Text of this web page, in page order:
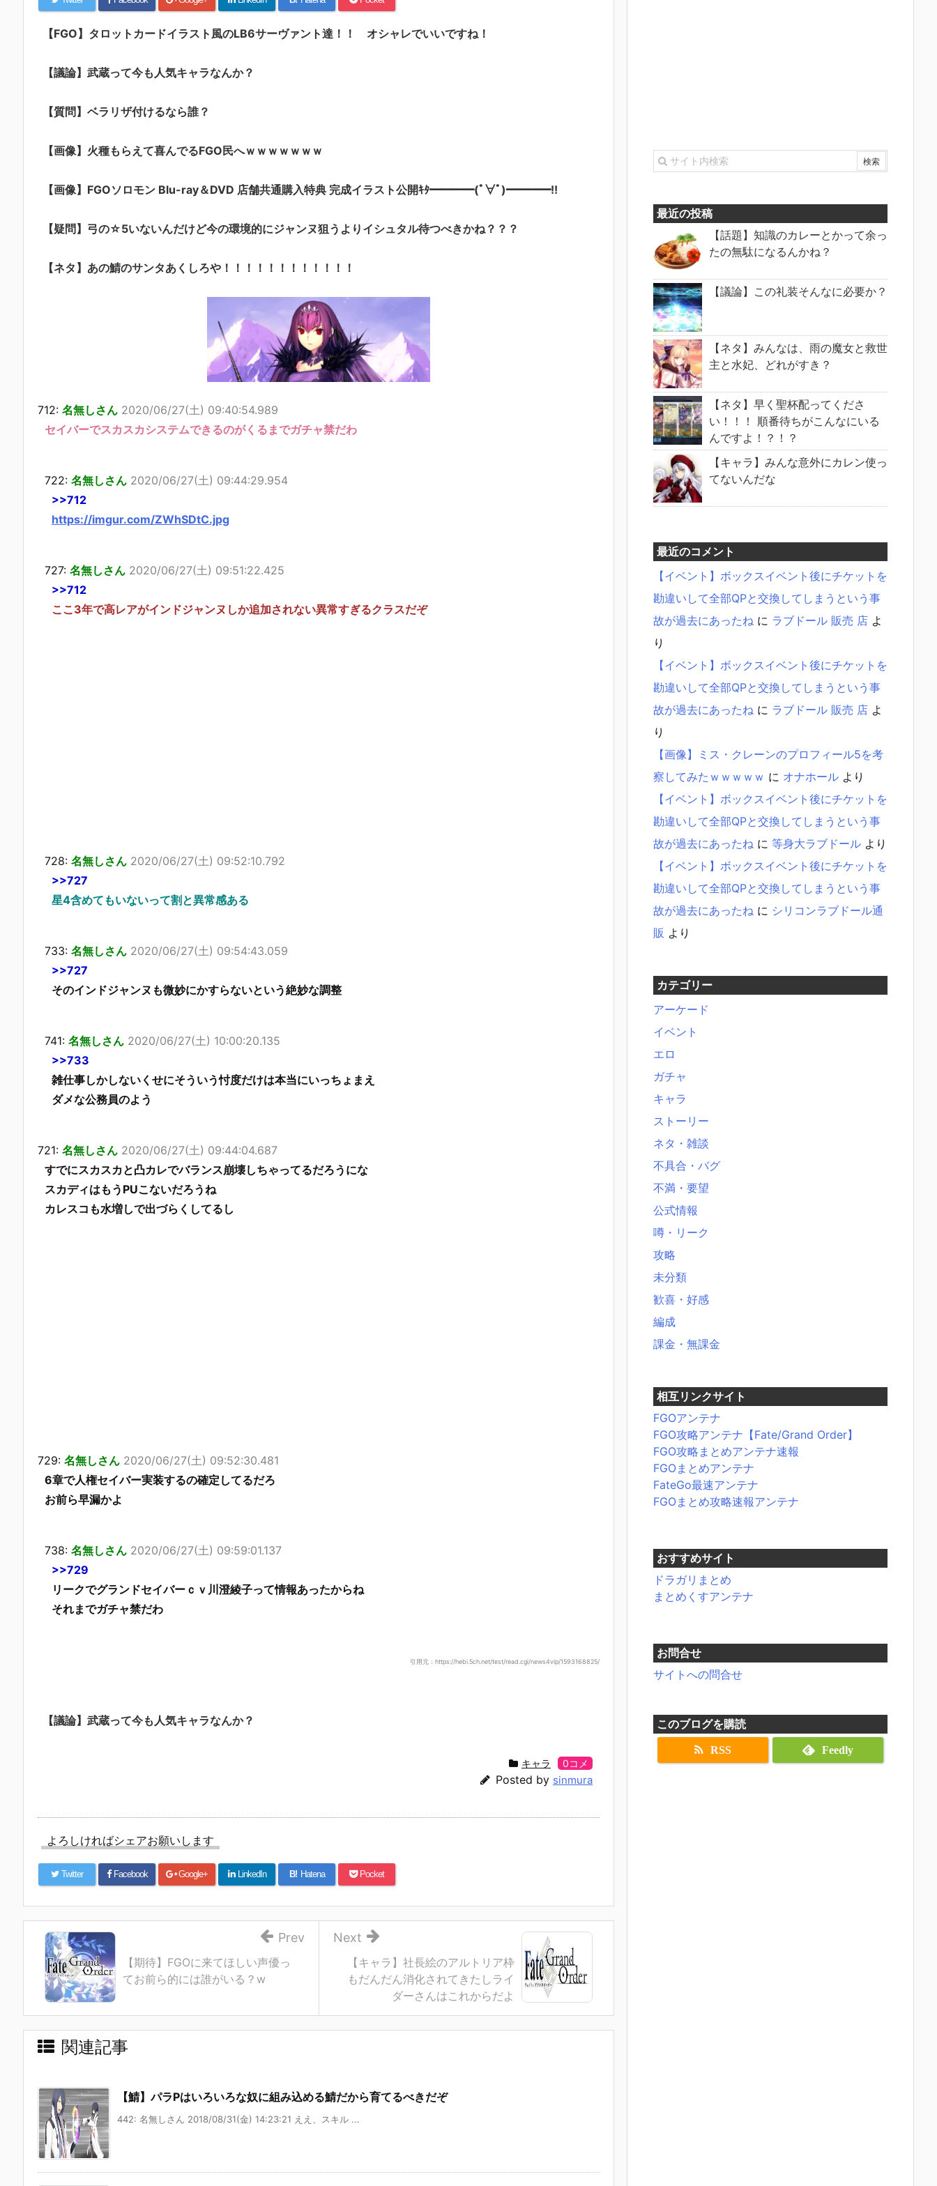
【FGO】タロットカードイラスト風のLB6サーヴァント達！！ オシャレでいいですね！
【議論】武蔵って今も人気キャラなんか？
【質問】ベラリザ付けるなら誰？
【画像】火種もらえて喜んでるFGO民へｗｗｗｗｗｗｗ
【画像】FGOソロモン Blu-ray＆DVD 店舗共通購入特典 完成イラスト公開ｷﾀ━━━━(ﾟ∀ﾟ)━━━━!!
【疑問】弓の☆5いないんだけど今の環境的にジャンヌ狙うよりイシュタル待つべきかね？？？
【ネタ】あの鯖のサンタあくしろや！！！！！！！！！！！！
712: 名無しさん 2020/06/27(土) 09:40:54.989
セイバーでスカスカシステムできるのがくるまでガチャ禁だわ
722: 名無しさん 2020/06/27(土) 09:44:29.954
>>712
https://imgur.com/ZWhSDtC.jpg
727: 名無しさん 2020/06/27(土) 09:51:22.425
>>712
ここ3年で高レアがインドジャンヌしか追加されない異常すぎるクラスだぞ
728: 名無しさん 2020/06/27(土) 09:52:10.792
>>727
星4含めてもいないって割と異常感ある
733: 名無しさん 2020/06/27(土) 09:54:43.059
>>727
そのインドジャンヌも微妙にかすらないという絶妙な調整
741: 名無しさん 2020/06/27(土) 10:00:20.135
>>733
雑仕事しかしないくせにそういう忖度だけは本当にいっちょまえ
ダメな公務員のよう
721: 名無しさん 2020/06/27(土) 09:44:04.687
すでにスカスカと凸カレでバランス崩壊しちゃってるだろうにな
スカディはもうPUこないだろうね
カレスコも水増しで出づらくしてるし
729: 名無しさん 2020/06/27(土) 09:52:30.481
6章で人権セイバー実装するの確定してるだろ
お前ら早漏かよ
738: 名無しさん 2020/06/27(土) 09:59:01.137
>>729
リークでグランドセイバーｃｖ川澄綾子って情報あったからね
それまでガチャ禁だわ
引用元：https://hebi.5ch.net/test/read.cgi/news4vip/1593168825/
【議論】武蔵って今も人気キャラなんか？
キャラ 0コメ
Posted by sinmura
よろしければシェアお願いします
Twitter Facebook Google+ LinkedIn B! Hatena Pocket
【キャラ】社長絵のアルトリア枠
もだんだん消化されてきたしライ
ダーさんはこれからだよ
Next
【期待】FGOに来てほしい声優っ
てお前ら的には誰がいる？w
Prev
関連記事
【鯖】パラPはいろいろな奴に組み込める鯖だから育てるべきだぞ
442: 名無しさん 2018/08/31(金) 14:23:21 ええ、スキル ...
最近の投稿
【話題】知識のカレーとかって余っ
たの無駄になるんかね？
【議論】この礼装そんなに必要か？
【ネタ】みんなは、雨の魔女と救世
主と水妃、どれがすき？
【ネタ】早く聖杯配ってくださ
い！！！ 順番待ちがこんなにいる
んですよ！？！？
【キャラ】みんな意外にカレン使っ
てないんだな
最近のコメント
【イベント】ボックスイベント後にチケットを
勘違いして全部QPと交換してしまうという事
故が過去にあったね に ラブドール 販売 店 よ
り
【イベント】ボックスイベント後にチケットを
勘違いして全部QPと交換してしまうという事
故が過去にあったね に ラブドール 販売 店 よ
り
【画像】ミス・クレーンのプロフィール5を考
察してみたｗｗｗｗｗ に オナホール より
【イベント】ボックスイベント後にチケットを
勘違いして全部QPと交換してしまうという事
故が過去にあったね に 等身大ラブドール より
【イベント】ボックスイベント後にチケットを
勘違いして全部QPと交換してしまうという事
故が過去にあったね に シリコンラブドール通
販 より
カテゴリー
アーケード
イベント
エロ
ガチャ
キャラ
ストーリー
ネタ・雑談
不具合・バグ
不満・要望
公式情報
噂・リーク
攻略
未分類
歓喜・好感
編成
課金・無課金
相互リンクサイト
FGOアンテナ
FGO攻略アンテナ【Fate/Grand Order】
FGO攻略まとめアンテナ速報
FGOまとめアンテナ
FateGo最速アンテナ
FGOまとめ攻略速報アンテナ
おすすめサイト
ドラガリまとめ
まとめくすアンテナ
お問合せ
サイトへの問合せ
このブログを購読
RSS Feedly